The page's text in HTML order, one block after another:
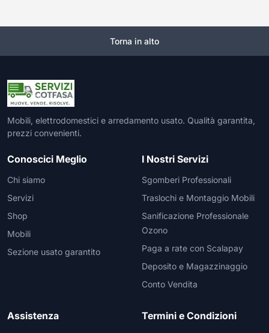
Torna in alto
Mobili, elettrodomestici e arredamento usato. Qualità garantita,
prezzi convenienti.
Conoscici Meglio
Chi siamo
Servizi
Shop
Mobili
Sezione usato garantito
I Nostri Servizi
Sgomberi Professionali
Traslochi e Montaggio Mobili
Sanificazione Professionale
Ozono
Paga a rate con Scalapay
Deposito e Magazzinaggio
Conto Vendita
Assistenza Termini e Condizioni